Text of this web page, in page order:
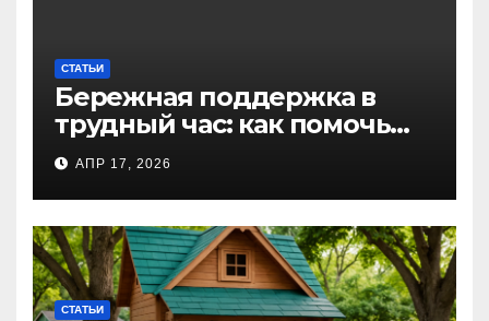
СТАТЬИ
Бережная поддержка в
трудный час: как помочь
близкому справиться с
алкогольной
интоксикацией и
сохранить семью
АПР 17, 2026
СТАТЬИ